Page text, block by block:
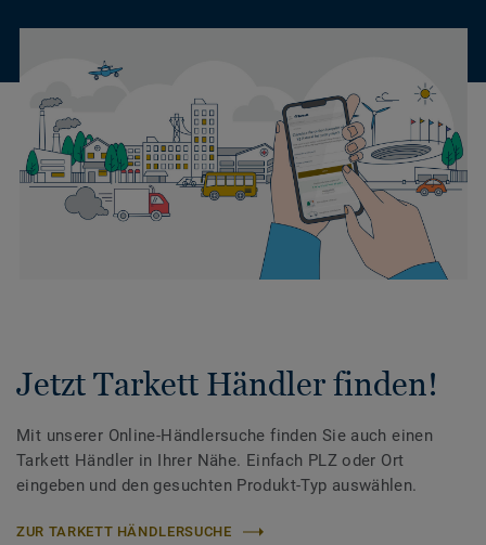
Jetzt Tarkett Händler finden!
Mit unserer Online-Händlersuche finden Sie auch einen
Tarkett Händler in Ihrer Nähe. Einfach PLZ oder Ort
eingeben und den gesuchten Produkt-Typ auswählen.
ZUR TARKETT HÄNDLERSUCHE